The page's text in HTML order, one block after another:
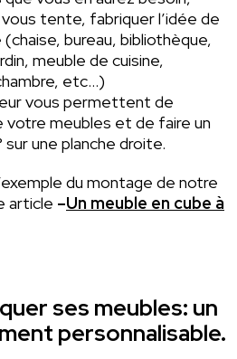
tente, fabriquer l’idée de
bureau, bibliothèque,
meuble de cuisine,
etc…)
vous permettent de
votre meubles et de faire un
une planche droite.
du montage de notre
article –Un meuble en cube à
ses meubles: un
personnalisable.